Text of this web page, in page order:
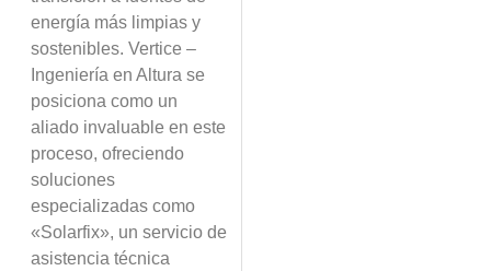
energía más limpias y
sostenibles. Vertice –
Ingeniería en Altura se
posiciona como un
aliado invaluable en este
proceso, ofreciendo
soluciones
especializadas como
«Solarfix», un servicio de
asistencia técnica